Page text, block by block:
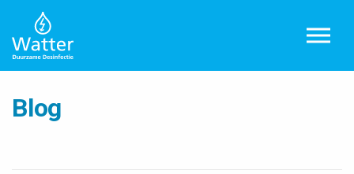
Blog